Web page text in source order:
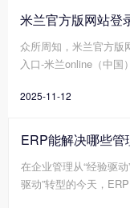
众所周知，米兰官方版
入口-米兰online（中国
合财务、供应链、生产
一管理的“数字中枢”。然
同行业(如离散制造与
造)、不同规模(如初创
国集团)、不同业务模式
2025-11-12
在企业管理从“经验驱动
驱动”转型的今天，